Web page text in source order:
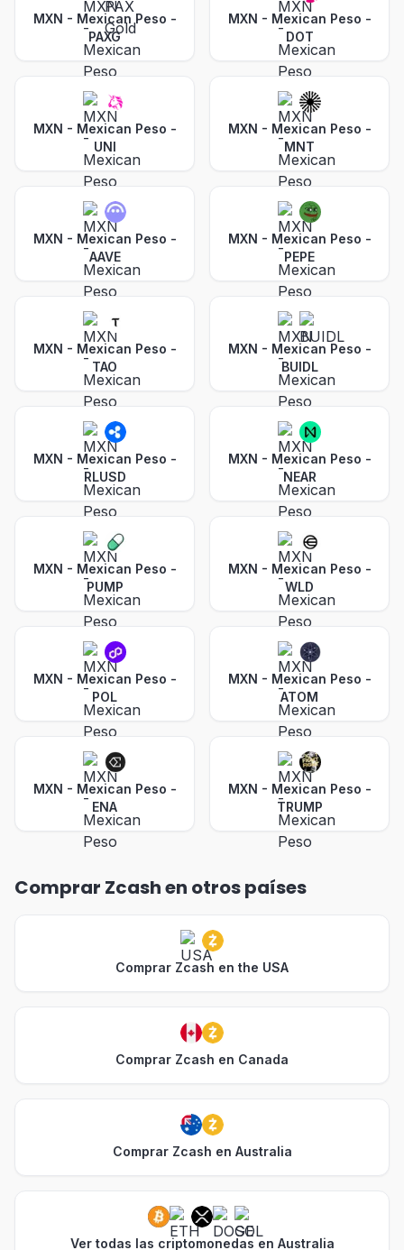
MXN - Mexican Peso -
PAXG
MXN - Mexican Peso -
DOT
MXN - Mexican Peso -
UNI
MXN - Mexican Peso -
MNT
MXN - Mexican Peso -
AAVE
MXN - Mexican Peso -
PEPE
MXN - Mexican Peso -
TAO
MXN - Mexican Peso -
BUIDL
MXN - Mexican Peso -
RLUSD
MXN - Mexican Peso -
NEAR
MXN - Mexican Peso -
PUMP
MXN - Mexican Peso -
WLD
MXN - Mexican Peso -
POL
MXN - Mexican Peso -
ATOM
MXN - Mexican Peso -
ENA
MXN - Mexican Peso -
TRUMP
Comprar Zcash en otros países
Comprar Zcash en the USA
Comprar Zcash en Canada
Comprar Zcash en Australia
Ver todas las criptomonedas en Australia